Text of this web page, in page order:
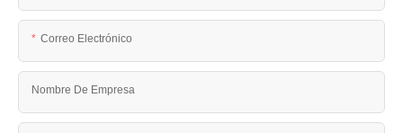
Correo Electrónico
Nombre De Empresa